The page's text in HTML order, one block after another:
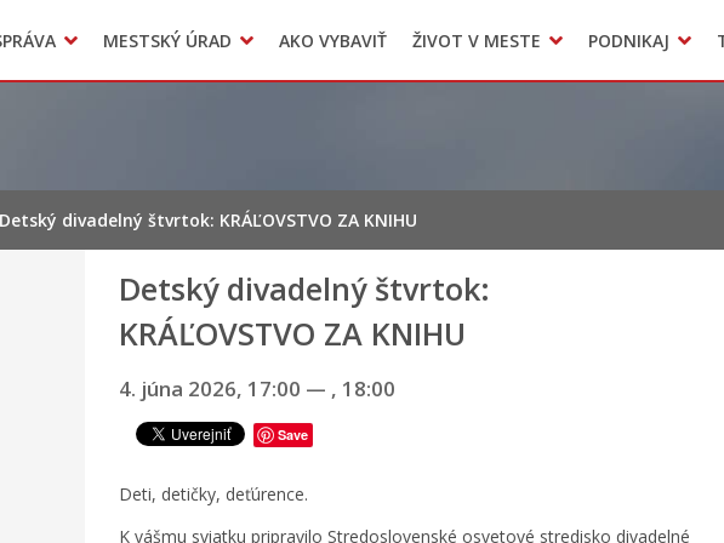
MESTSKÝ ÚRAD
Zmluvy, faktúry a objednávky
AKO VYBAVIŤ ŽIVOT V MESTE
Odpady, verejné priestranstváPODNIKAJ
Municipal office
Accommodation
Detský divadelný štvrtok: KRÁĽOVSTVO ZA KNIHU
Detský divadelný štvrtok:
KRÁĽOVSTVO ZA KNIHU
4. júna 2026, 17:00 — , 18:00
Save
Deti, detičky, deťúrence.
K vášmu sviatku pripravilo Stredoslovenské osvetové stredisko divadelné